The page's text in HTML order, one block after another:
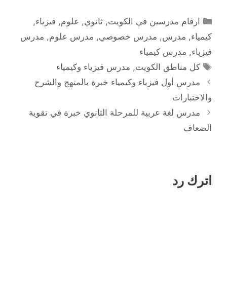
التصنيفات
ارقام مدرسين في الكويت,ثانوي, علوم, فيزياء,
كيمياء, مدرس, مدرس خصوصي, مدرس علوم, مدرس
فيزياء, مدرس كيمياء
الوسوم
كل مناطق الكويت, مدرس فيزياء وكيمياء
مدرس أول فيزياء وكيمياء خبرة بالمنهج والشرح
والاختبارات
مدرس لغة عربية للمرحلة الثانوي خبرة في تقوية
الضعاف
اترك رد